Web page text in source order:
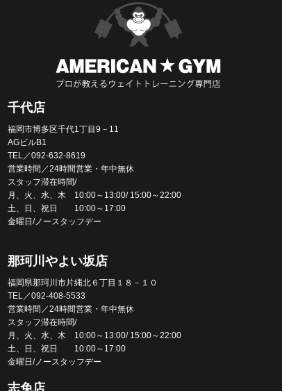
千代店
福岡市博多区千代1丁目9－11
AGビルB1
TEL／092-632-8619
営業時間／24時間営業・年中無休
スタッフ滞在時間/
月、火、水、木 10:00～13:00/ 15:00～22:00
土、日、祝日 10:00～17:00
金曜日/ノースタッフデー
那珂川やよい坂店
福岡県那珂川市片縄北６丁目１８－１０
TEL／092-408-5533
営業時間／24時間営業・年中無休
スタッフ滞在時間/
月、火、水、木 10:00～13:00/ 15:00～22:00
土、日、祝日 10:00～17:00
金曜日/ノースタッフデー
志免店